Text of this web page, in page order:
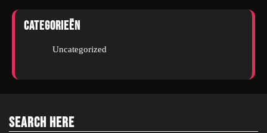
Categorieën
Uncategorized
Search Here